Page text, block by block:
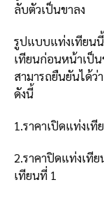
ลับตัวเป็นขาลง
รูปแบบแท่งเทียน
เทียนก่อนหน้าเป็
สามารถยืนยันได้ว่
ดังนี้
1.ราคาเปิดแท่งเที
2.ราคาปิดแท่งเทีย
เทียนที่ 1